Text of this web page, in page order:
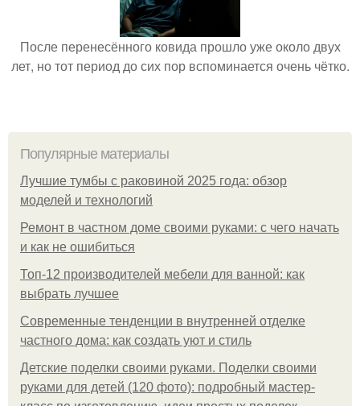
После перенесённого ковида прошло уже около двух
лет, но тот период до сих пор вспоминается очень чётко.
Популярные материалы
Лучшие тумбы с раковиной 2025 года: обзор
моделей и технологий
Ремонт в частном доме своими руками: с чего начать
и как не ошибиться
Топ-12 производителей мебели для ванной: как
выбрать лучшее
Современные тенденции в внутренней отделке
частного дома: как создать уют и стиль
Детские поделки своими руками. Поделки своими
руками для детей (120 фото): подробный мастер-